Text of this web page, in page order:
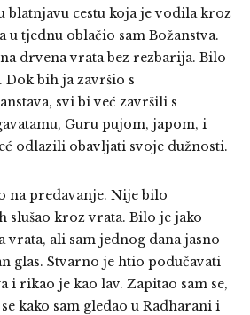
blatnjavu cestu koja je vodila kroz
u tjednu oblačio sam Božanstva.
drvena vrata bez rezbarija. Bilo
bih ja završio s
svi bi već završili s
Guru pujom, japom, i
odlazili obavljati svoje dužnosti.
na predavanje. Nije bilo
slušao kroz vrata. Bilo je jako
vrata, ali sam jednog dana jasno
glas. Stvarno je htio podučavati
i rikao je kao lav. Zapitao sam se,
kako sam gledao u Radharani i